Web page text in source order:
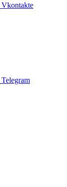
Vkontakte
Telegram